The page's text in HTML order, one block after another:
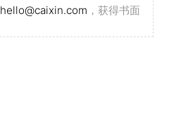
hello@caixin.com ，获得书面